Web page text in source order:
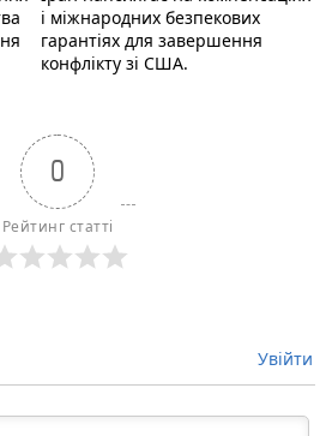
і міжнародних безпекових
гарантіях для завершення
конфлікту зі США.
0
Рейтинг статті
Увійти